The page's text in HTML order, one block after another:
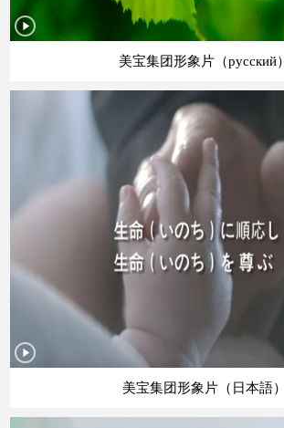
美宝集团形象片（русский）
美宝集团形象片（日本語）